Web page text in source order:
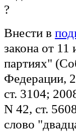
Внести в
закона от
партиях"
Федерации,
ст. 3104;
N 42, ст.
слово